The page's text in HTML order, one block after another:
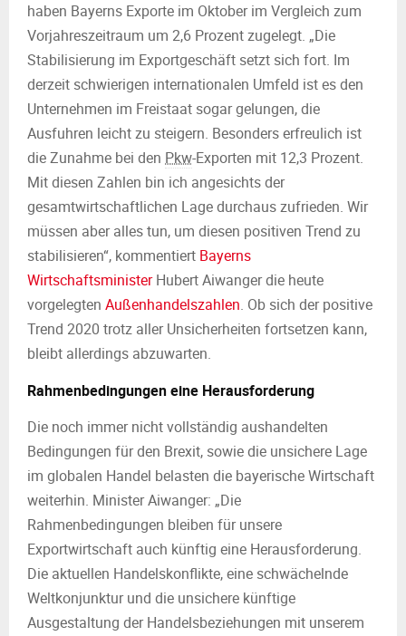
U
haben Bayerns Exporte im Oktober im Vergleich zum
Vorjahreszeitraum um 2,6 Prozent zugelegt. „Die
Stabilisierung im Exportgeschäft setzt sich fort. Im
derzeit schwierigen internationalen Umfeld ist es den
Unternehmen im Freistaat sogar gelungen, die
Ausfuhren leicht zu steigern. Besonders erfreulich ist
die Zunahme bei den Pkw-Exporten mit 12,3 Prozent.
Mit diesen Zahlen bin ich angesichts der
gesamtwirtschaftlichen Lage durchaus zufrieden. Wir
müssen aber alles tun, um diesen positiven Trend zu
stabilisieren“, kommentiert Bayerns
WirtschaftsministerHubert Aiwanger die heute
vorgelegten Außenhandelszahlen. Ob sich der positive
Trend 2020 trotz aller Unsicherheiten fortsetzen kann,
bleibt allerdings abzuwarten.
Rahmenbedingungen eine Herausforderung
Die noch immer nicht vollständig aushandelten
Bedingungen für den Brexit, sowie die unsichere Lage
im globalen Handel belasten die bayerische Wirtschaft
weiterhin. Minister Aiwanger: „Die
Rahmenbedingungen bleiben für unsere
Exportwirtschaft auch künftig eine Herausforderung.
Die aktuellen Handelskonflikte, eine schwächelnde
Weltkonjunktur und die unsichere künftige
Ausgestaltung der Handelsbeziehungen mit unserem